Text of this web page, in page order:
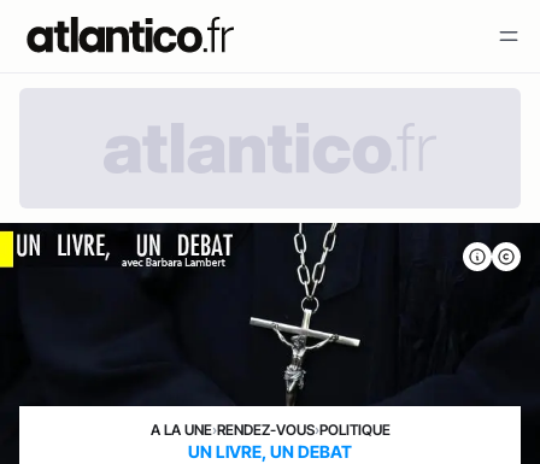
A LA UNE›RENDEZ-VOUS›POLITIQUE
UN LIVRE, UN DEBAT